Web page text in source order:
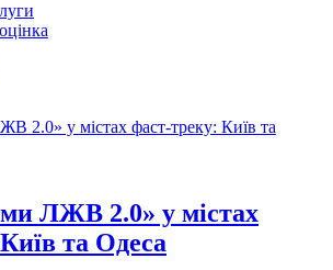
ЛЖВ 2.0» у містах
та Одеса